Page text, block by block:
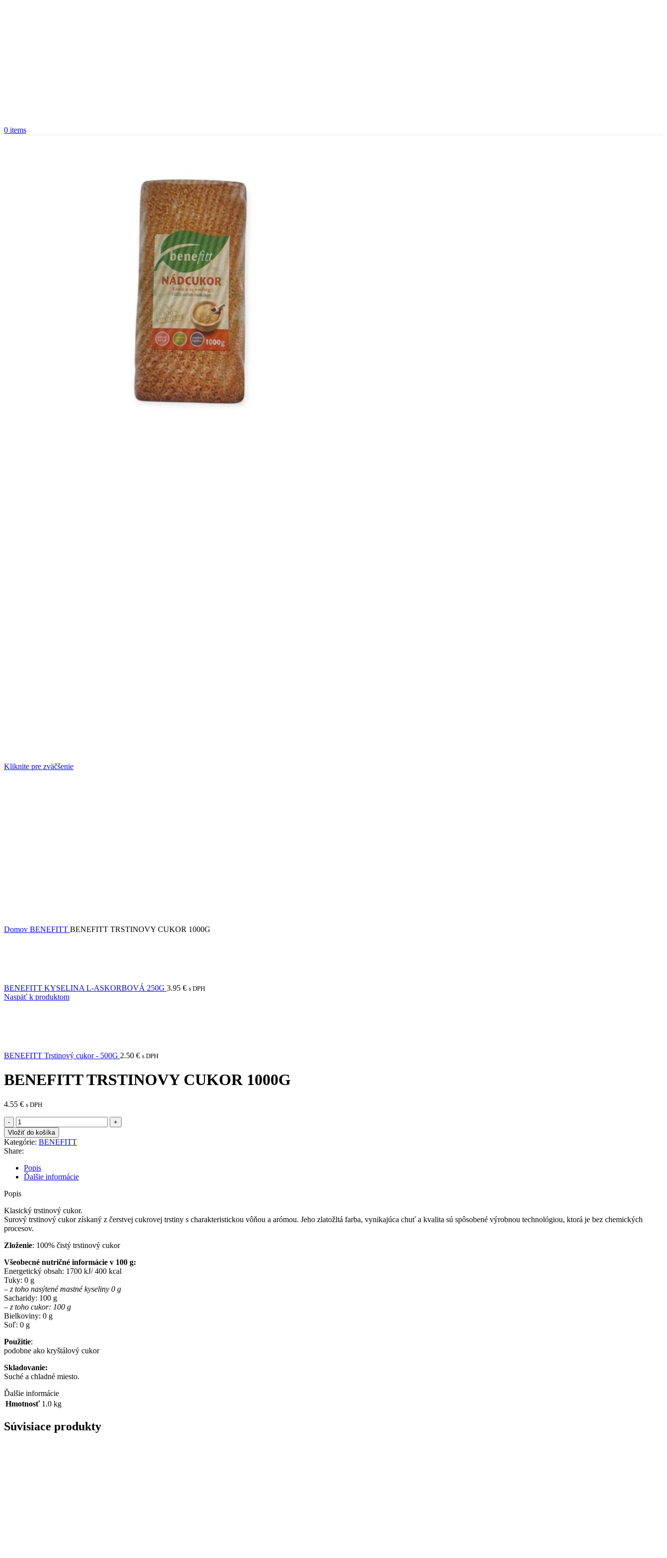
0 items
Kliknite pre zväčšenie
Domov BENEFITT BENEFITT TRSTINOVY CUKOR 1000G
BENEFITT KYSELINA L-ASKORBOVÁ 250G 3.95 € s DPH
Naspäť k produktom
BENEFITT Trstinový cukor - 500G 2.50 € s DPH
BENEFITT TRSTINOVY CUKOR 1000G
4.55 € s DPH
množstvo
BENEFITT
TRSTINOVY
CUKOR
1000G
Vložiť do košíka
Kategórie: BENEFITT
Share:
Popis
Ďalšie informácie
Popis
Klasický trstinový cukor.
Surový trstinový cukor získaný z čerstvej cukrovej trstiny s charakteristickou vôňou a arómou. Jeho zlatožltá farba, vynikajúca chuť a kvalita sú spôsobené výrobnou technológiou, ktorá je bez chemických
procesov.
Zloženie: 100% čistý trstinový cukor
Všeobecné nutričné informácie v 100 g:
Energetický obsah: 1700 kJ/ 400 kcal
Tuky: 0 g
– z toho nasýtené mastné kyseliny 0 g
Sacharidy: 100 g
– z toho cukor: 100 g
Bielkoviny: 0 g
Soľ: 0 g
Použitie:
podobne ako kryštálový cukor
Skladovanie:
Suché a chladné miesto.
Ďalšie informácie
Hmotnosť 1.0 kg
Súvisiace produkty